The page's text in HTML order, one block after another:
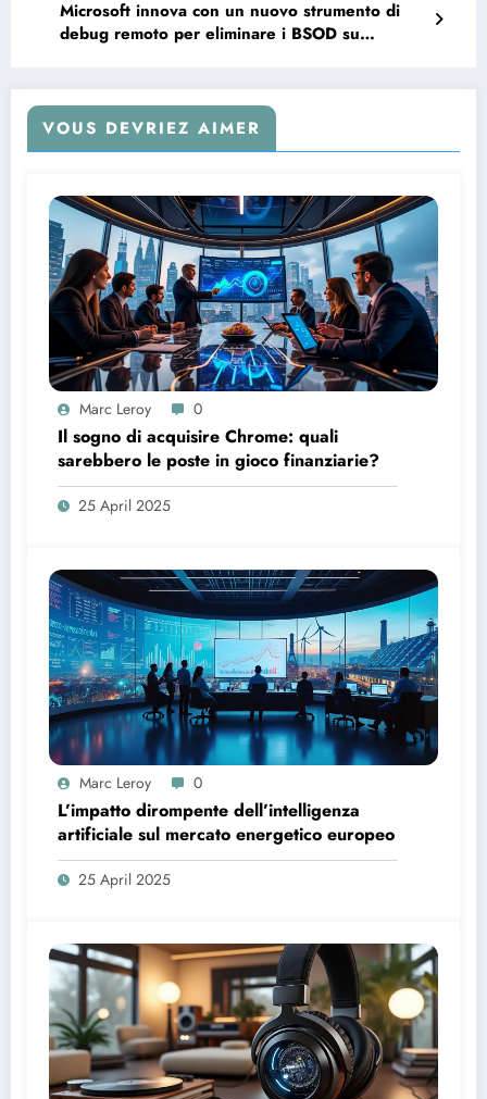
Microsoft innova con un nuovo strumento di
debug remoto per eliminare i BSOD su
VOUS DEVRIEZ AIMER
Marc Leroy 0
Il sogno di acquisire Chrome: quali
sarebbero le poste in gioco finanziarie?
25 April 2025
Marc Leroy 0
L’impatto dirompente dell’intelligenza
artificiale sul mercato energetico europeo
25 April 2025